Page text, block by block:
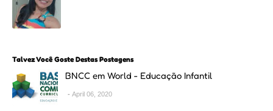
Talvez Você Goste Destas Postagens
BNCC em World - Educação Infantil
April 06, 2020